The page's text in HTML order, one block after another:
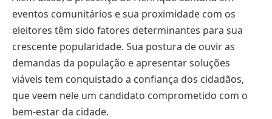
eventos comunitários e sua proximidade com os
eleitores têm sido fatores determinantes para sua
crescente popularidade. Sua postura de ouvir as
demandas da população e apresentar soluções
viáveis tem conquistado a confiança dos cidadãos,
que veem nele um candidato comprometido com o
bem-estar da cidade.